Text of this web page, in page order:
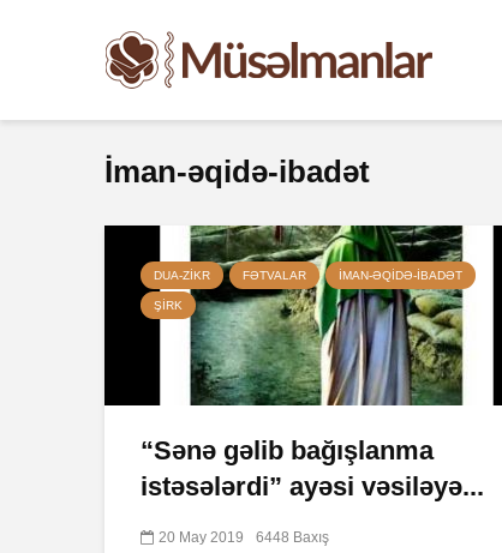
İman-əqidə-ibadət
DUA-ZIKR FƏTVALAR İMAN-ƏQIDƏ-IBADƏT
ŞIRK
“Sənə gəlib bağışlanma
istəsələrdi” ayəsi vəsiləyə...
20 May 2019 6448 Baxış